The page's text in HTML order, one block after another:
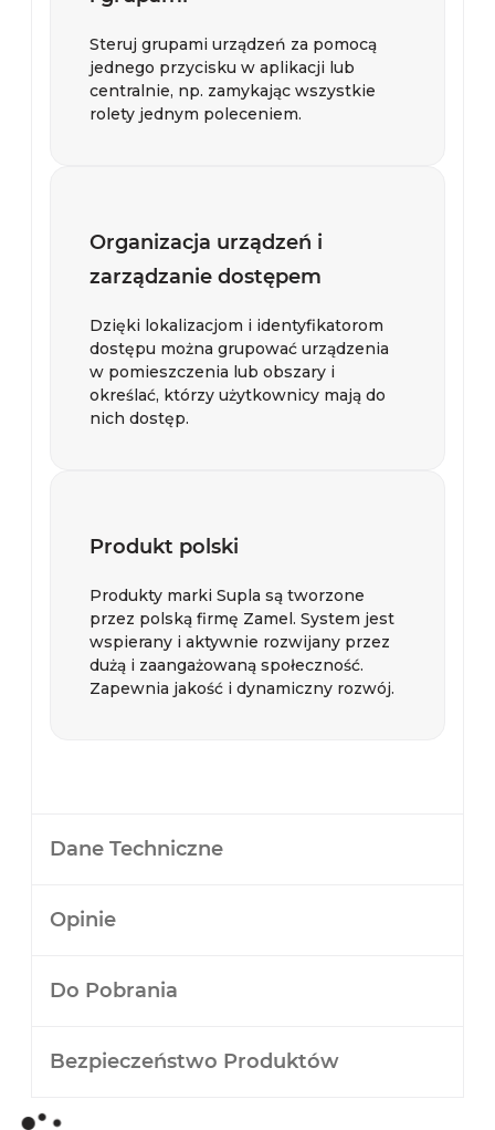
Steruj grupami urządzeń za pomocą
jednego przycisku w aplikacji lub
centralnie, np. zamykając wszystkie
rolety jednym poleceniem.
Organizacja urządzeń i
zarządzanie dostępem
Dzięki lokalizacjom i identyfikatorom
dostępu można grupować urządzenia
w pomieszczenia lub obszary i
określać, którzy użytkownicy mają do
nich dostęp.
Produkt polski
Produkty marki Supla są tworzone
przez polską firmę Zamel. System jest
wspierany i aktywnie rozwijany przez
dużą i zaangażowaną społeczność.
Zapewnia jakość i dynamiczny rozwój.
Dane Techniczne
Opinie
Do Pobrania
Bezpieczeństwo Produktów